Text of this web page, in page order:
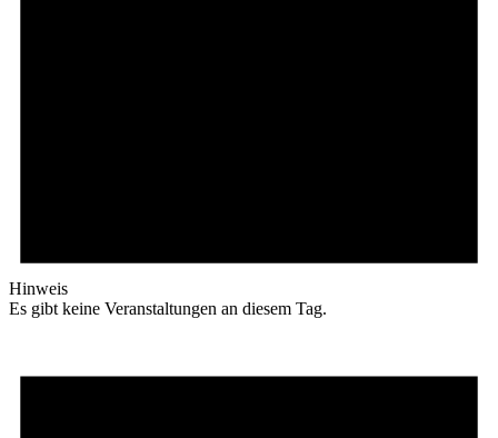
Hinweis
Es gibt keine Veranstaltungen an diesem Tag.